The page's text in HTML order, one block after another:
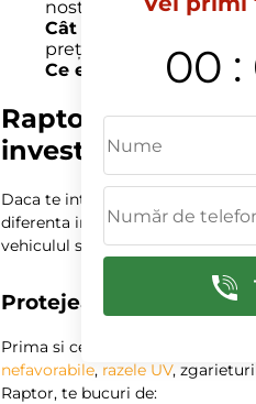
nostru.
Cât costă
prețurilor de mai sus.
Ce experti lucrează la
Raptor pe auto:
investitia?
Daca te intrebi
diferenta in
viata masinata.
vehiculul si il va face sa arate
Protejeaza-te de
Prima si cea mai evidenta
nefavorabile, razele UV,
Raptor, te bucuri de:
00 :